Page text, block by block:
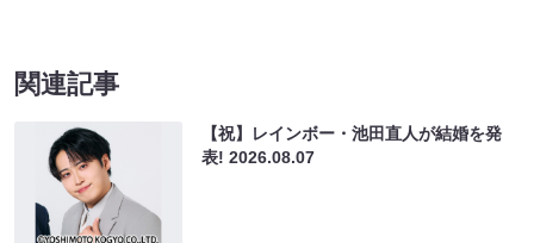
関連記事
【祝】レインボー・池田直人が結婚を発
表!2026.08.07